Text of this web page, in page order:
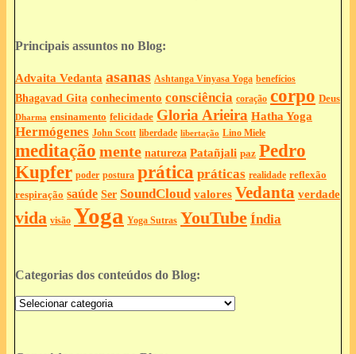
Principais assuntos no Blog:
Advaita Vedanta asanas Ashtanga Vinyasa Yoga benefícios
Bhagavad Gita conhecimento consciência coração corpo Deus
Dharma ensinamento felicidade Gloria Arieira Hatha Yoga
Hermógenes John Scott liberdade libertação Lino Miele
meditação mente natureza Patañjali paz Pedro
Kupfer poder postura prática práticas realidade reflexão
respiração saúde Ser SoundCloud valores Vedanta verdade
vida visão Yoga Yoga Sutras YouTube Índia
Categorias dos conteúdos do Blog:
Categorias
dos